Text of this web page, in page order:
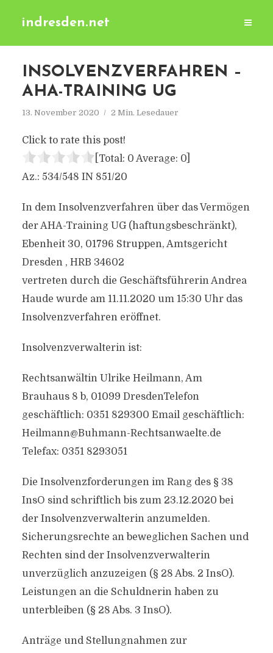
indresden.net
INSOLVENZVERFAHREN –
AHA-TRAINING UG
13. November 2020 2 Min. Lesedauer
Click to rate this post!
[Total: 0 Average: 0]
Az.: 534/548 IN 851/20
In dem Insolvenzverfahren über das Vermögen
der AHA-Training UG (haftungsbeschränkt),
Ebenheit 30, 01796 Struppen, Amtsgericht
Dresden , HRB 34602
vertreten durch die Geschäftsführerin Andrea
Haude wurde am 11.11.2020 um 15:30 Uhr das
Insolvenzverfahren eröffnet.
Insolvenzverwalterin ist:
Rechtsanwältin Ulrike Heilmann, Am
Brauhaus 8 b, 01099 DresdenTelefon
geschäftlich: 0351 829300 Email geschäftlich:
Heilmann@Buhmann-Rechtsanwaelte.de
Telefax: 0351 8293051
Die Insolvenzforderungen im Rang des § 38
InsO sind schriftlich bis zum 23.12.2020 bei
der Insolvenzverwalterin anzumelden.
Sicherungsrechte an beweglichen Sachen und
Rechten sind der Insolvenzverwalterin
unverzüglich anzuzeigen (§ 28 Abs. 2 InsO).
Leistungen an die Schuldnerin haben zu
unterbleiben (§ 28 Abs. 3 InsO).
Anträge und Stellungnahmen zur